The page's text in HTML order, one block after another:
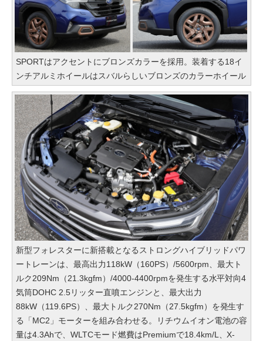
SPORTはアクセントにブロンズカラーを採用。装着する18イ
ンチアルミホイールはスバルらしいブロンズのカラーホイール
新型フォレスターに新搭載となるストロングハイブリッドパワ
ートレーンは、最高出力118kW（160PS）/5600rpm、最大ト
ルク209Nm（21.3kgfm）/4000-4400rpmを発生する水平対向4
気筒DOHC 2.5リッター直噴エンジンと、最大出力
88kW（119.6PS）、最大トルク270Nm（27.5kgfm）を発生す
る「MC2」モーターを組み合わせる。リチウムイオン電池の容
量は4.3Ahで、WLTCモード燃費はPremiumで18.4km/L、X-